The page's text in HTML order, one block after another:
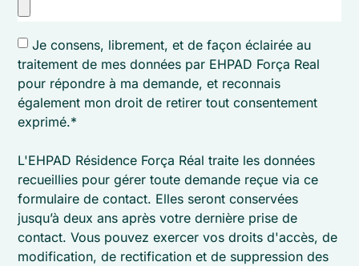
Je consens, librement, et de façon éclairée au
traitement de mes données par EHPAD Força Real
pour répondre à ma demande, et reconnais
également mon droit de retirer tout consentement
exprimé.*
L'EHPAD Résidence Força Réal traite les données
recueillies pour gérer toute demande reçue via ce
formulaire de contact. Elles seront conservées
jusqu’à deux ans après votre dernière prise de
contact. Vous pouvez exercer vos droits d'accès, de
modification, de rectification et de suppression des